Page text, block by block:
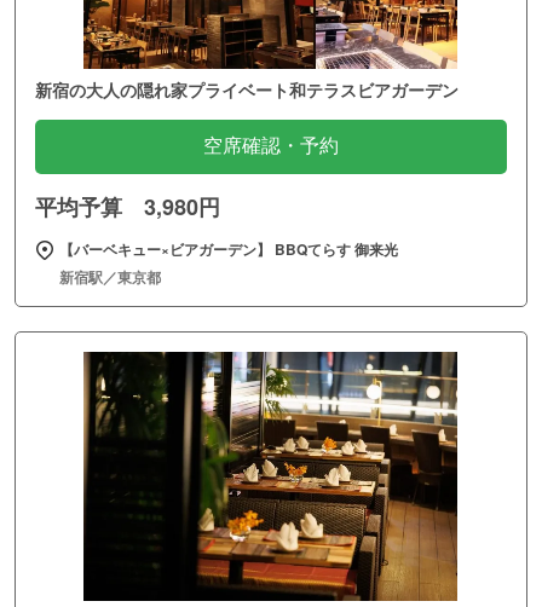
新宿の大人の隠れ家プライベート和テラスビアガーデン
空席確認・予約
平均予算 3,980円
【バーベキュー×ビアガーデン】 BBQてらす 御来光
新宿駅／東京都